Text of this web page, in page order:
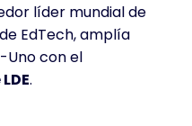
líder mundial de
EdTech, amplía
Uno con el
.